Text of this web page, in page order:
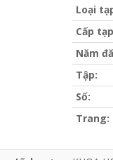
Loại
Cấp
Năm
Tập:
Số:
Trang: